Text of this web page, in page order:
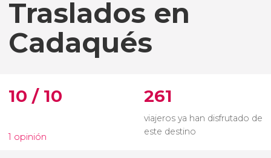
Traslados en
Cadaqués
10 / 10
1 opinión
261
viajeros ya han disfrutado de
este destino